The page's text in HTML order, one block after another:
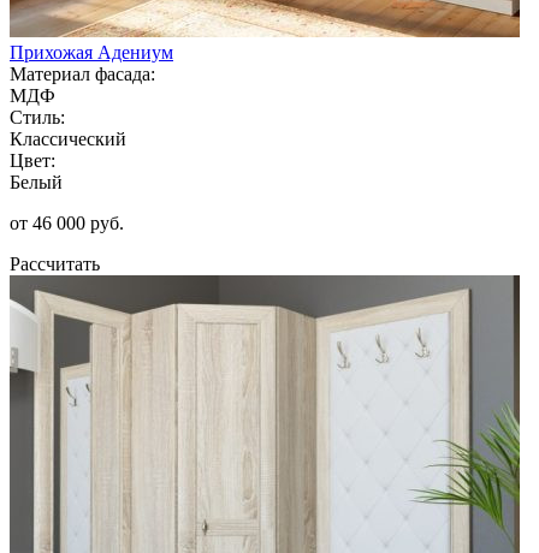
Прихожая Адениум
Материал фасада:
МДФ
Стиль:
Классический
Цвет:
Белый
от 46 000 руб.
Рассчитать